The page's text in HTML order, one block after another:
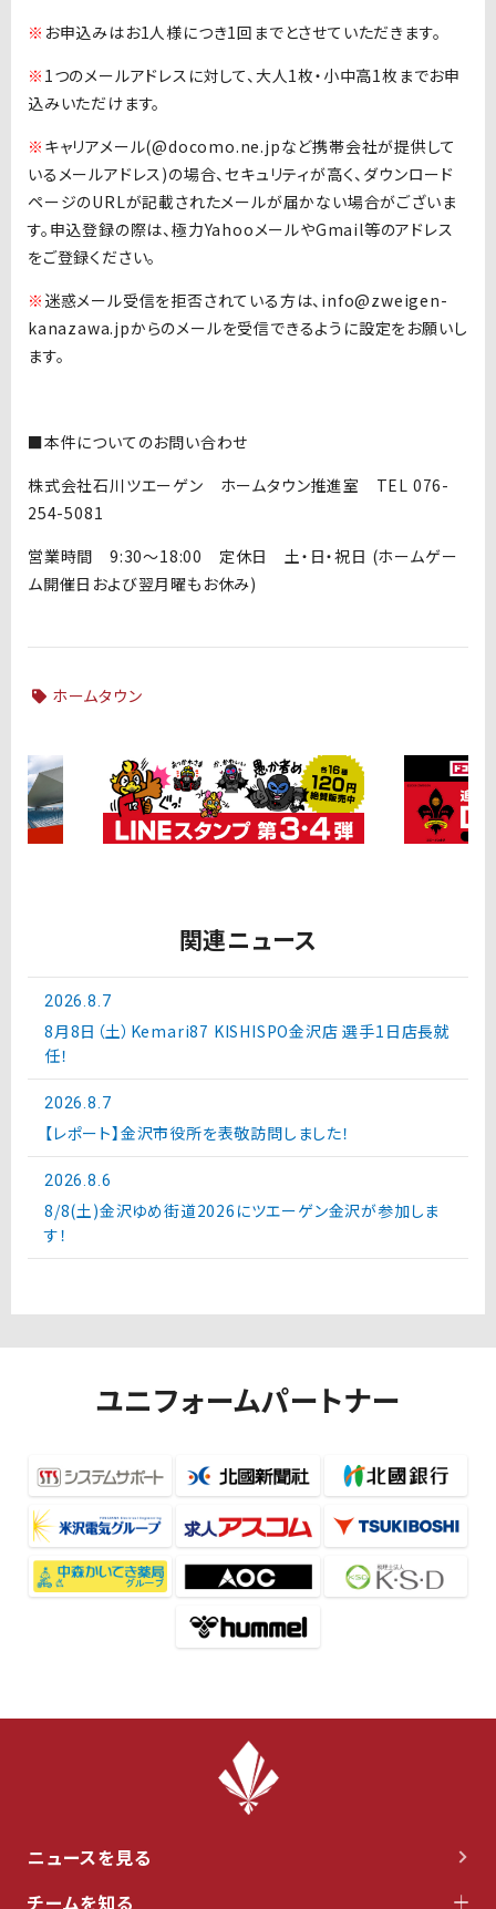
※ お申込みはお1人様につき1回までとさせていただきます。
※ 1つのメールアドレスに対して、大人1枚・小中高1枚までお申
込みいただけます。
※ キャリアメール(@docomo.ne.jpなど携帯会社が提供して
いるメールアドレス)の場合、セキュリティが高く、ダウンロード
ページのURLが記載されたメールが届かない場合がございま
す。申込登録の際は、極力YahooメールやGmail等のアドレス
をご登録ください。
※ 迷惑メール受信を拒否されている方は、info@zweigen-
kanazawa.jpからのメールを受信できるように設定をお願いし
ます。
■本件についてのお問い合わせ
株式会社石川ツエーゲン ホームタウン推進室 TEL 076-
254-5081
営業時間 9:30～18:00 定休日 土・日・祝日 (ホームゲー
ム開催日および翌月曜もお休み)
ホームタウン
関連ニュース
2026.8.7
8月8日（土）Kemari87 KISHISPO金沢店 選手1日店長就
任！
2026.8.7
【レポート】金沢市役所を表敬訪問しました！
2026.8.6
8/8(土)金沢ゆめ街道2026にツエーゲン金沢が参加しま
す！
ユニフォームパートナー
ニュースを見る
チームを知る